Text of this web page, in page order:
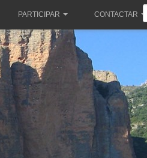
PARTICIPAR CONTACTAR